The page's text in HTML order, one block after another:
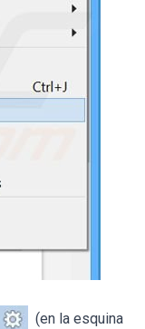
(en la esquina